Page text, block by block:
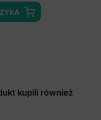
kupili również